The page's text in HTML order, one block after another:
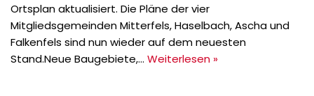
Ortsplan aktualisiert. Die Pläne der vier
Mitgliedsgemeinden Mitterfels, Haselbach, Ascha und
Falkenfels sind nun wieder auf dem neuesten
Stand.Neue Baugebiete,… Weiterlesen »